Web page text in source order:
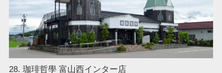
28. 珈琲哲學 富山西インター店